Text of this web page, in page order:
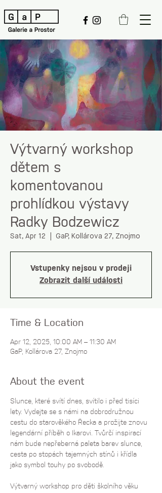
Výtvarný workshop
dětem s
komentovanou
prohlídkou výstavy
Radky Bodzewicz
Sat, Apr 12 GaP, Kollárova 27, Znojmo
Vstupenky nejsou v prodeji
Zobrazit další události
Time & Location
Apr 12, 2025, 10:00 AM – 11:30 AM
GaP, Kollárova 27, Znojmo
About the event
Slunce, které svítí dnes, svítilo i před tisíci
lety. Vydejte se s námi na dobrodružnou
cestu do starověkého Řecka a prožijte znovu
legendární příběh o Ikarovi. Tvůrčí inspirací
nám bude nepřeberná paleta barev slunce,
cesta po stopách tajemných stínů i křídla
jako symbol touhy po svobodě.
Výtvarný workshop pro děti školního věku